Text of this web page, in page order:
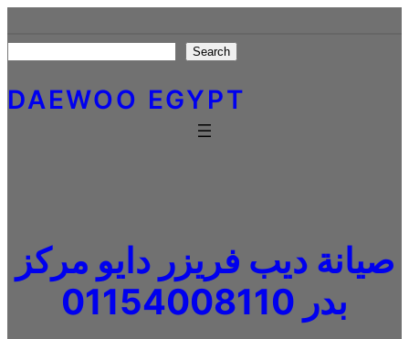
to
content
Search
DAEWOO EGYPT
صيانة ديب فريزر دايو مركز
بدر 01154008110